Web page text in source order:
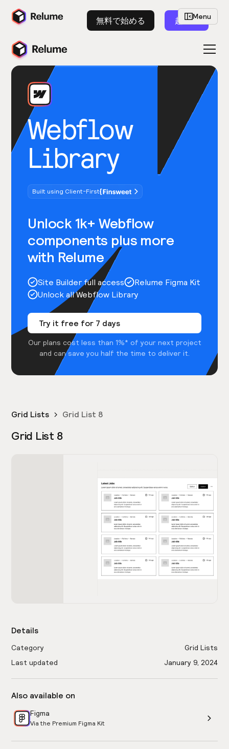
無料で始める 起動
Webflow
Library
Built using Client-First
Unlock 1k+ Webflow
components plus more
with Relume
Site Builder full access
Relume Figma Kit
Unlock all Webflow Library
Try it free for 7 days
Our plans cost less than 1%* of your next project
and can save you half the time to deliver it.
Menu
Grid Lists Grid List 8
Grid List 8
Details
Category
Grid Lists
Last updated
January 9, 2024
Also available on
Figma
Via the Premium Figma Kit